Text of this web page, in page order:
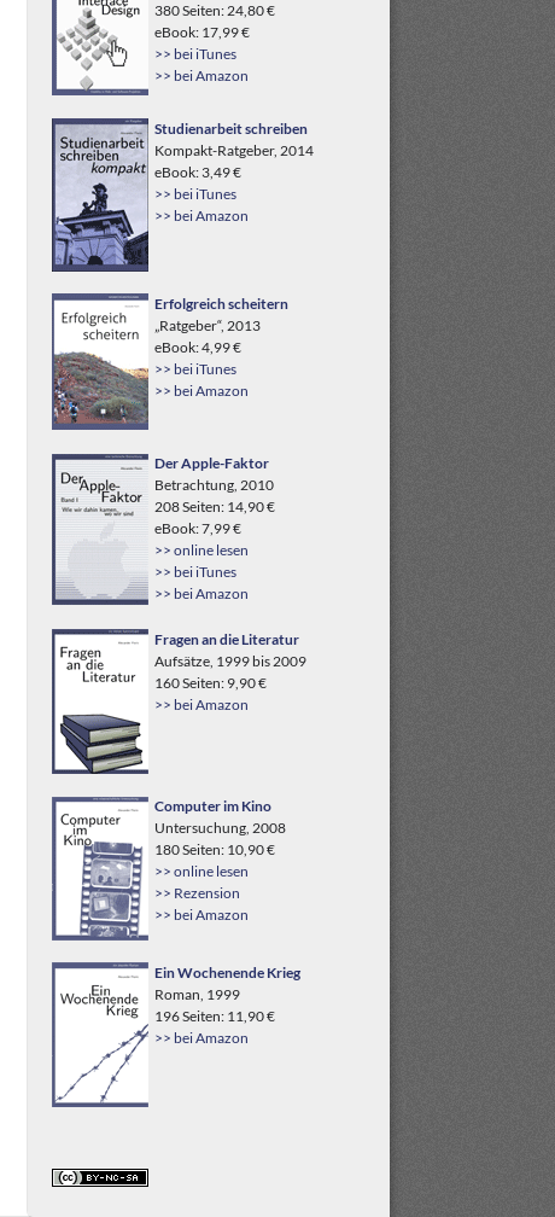
380 Seiten: 24,80 €
eBook: 17,99 €
>> bei iTunes
>> bei Amazon
Studienarbeit schreiben
Kompakt-Ratgeber, 2014
eBook: 3,49 €
>> bei iTunes
>> bei Amazon
Erfolgreich scheitern
„Ratgeber“, 2013
eBook: 4,99 €
>> bei iTunes
>> bei Amazon
Der Apple-Faktor
Betrachtung, 2010
208 Seiten: 14,90 €
eBook: 7,99 €
>> online lesen
>> bei iTunes
>> bei Amazon
Fragen an die Literatur
Aufsätze, 1999 bis 2009
160 Seiten: 9,90 €
>> bei Amazon
Computer im Kino
Untersuchung, 2008
180 Seiten: 10,90 €
>> online lesen
>> Rezension
>> bei Amazon
Ein Wochenende Krieg
Roman, 1999
196 Seiten: 11,90 €
>> bei Amazon